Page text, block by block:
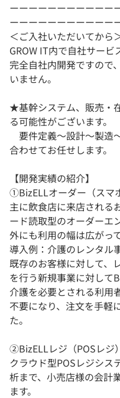
ーーーーーーーーーーー
ーーーーーーーーーーー
＜ご入社いただいてから
GROW IT内で自社サービ
完全自社内開発ですので
いません。
★基幹システム、販売・
る可能性がございます。
要件定義～設計～製造
合わせてお任せします。
【開発実績の紹介】
①BizELLオーダー（スマ
主に飲食店に来店される
ード読取型のオーダーエ
外にも利用の幅は広がっ
導入例：介護のレンタル
既存のお客様に対して、
を行う新規事業に対して
介護を必要とされる利用
不要になり、注文を手軽
た。
②BizELLレジ（POSレジ）
クラウド型POSレジシス
析まで、小売店様の会計
ます。